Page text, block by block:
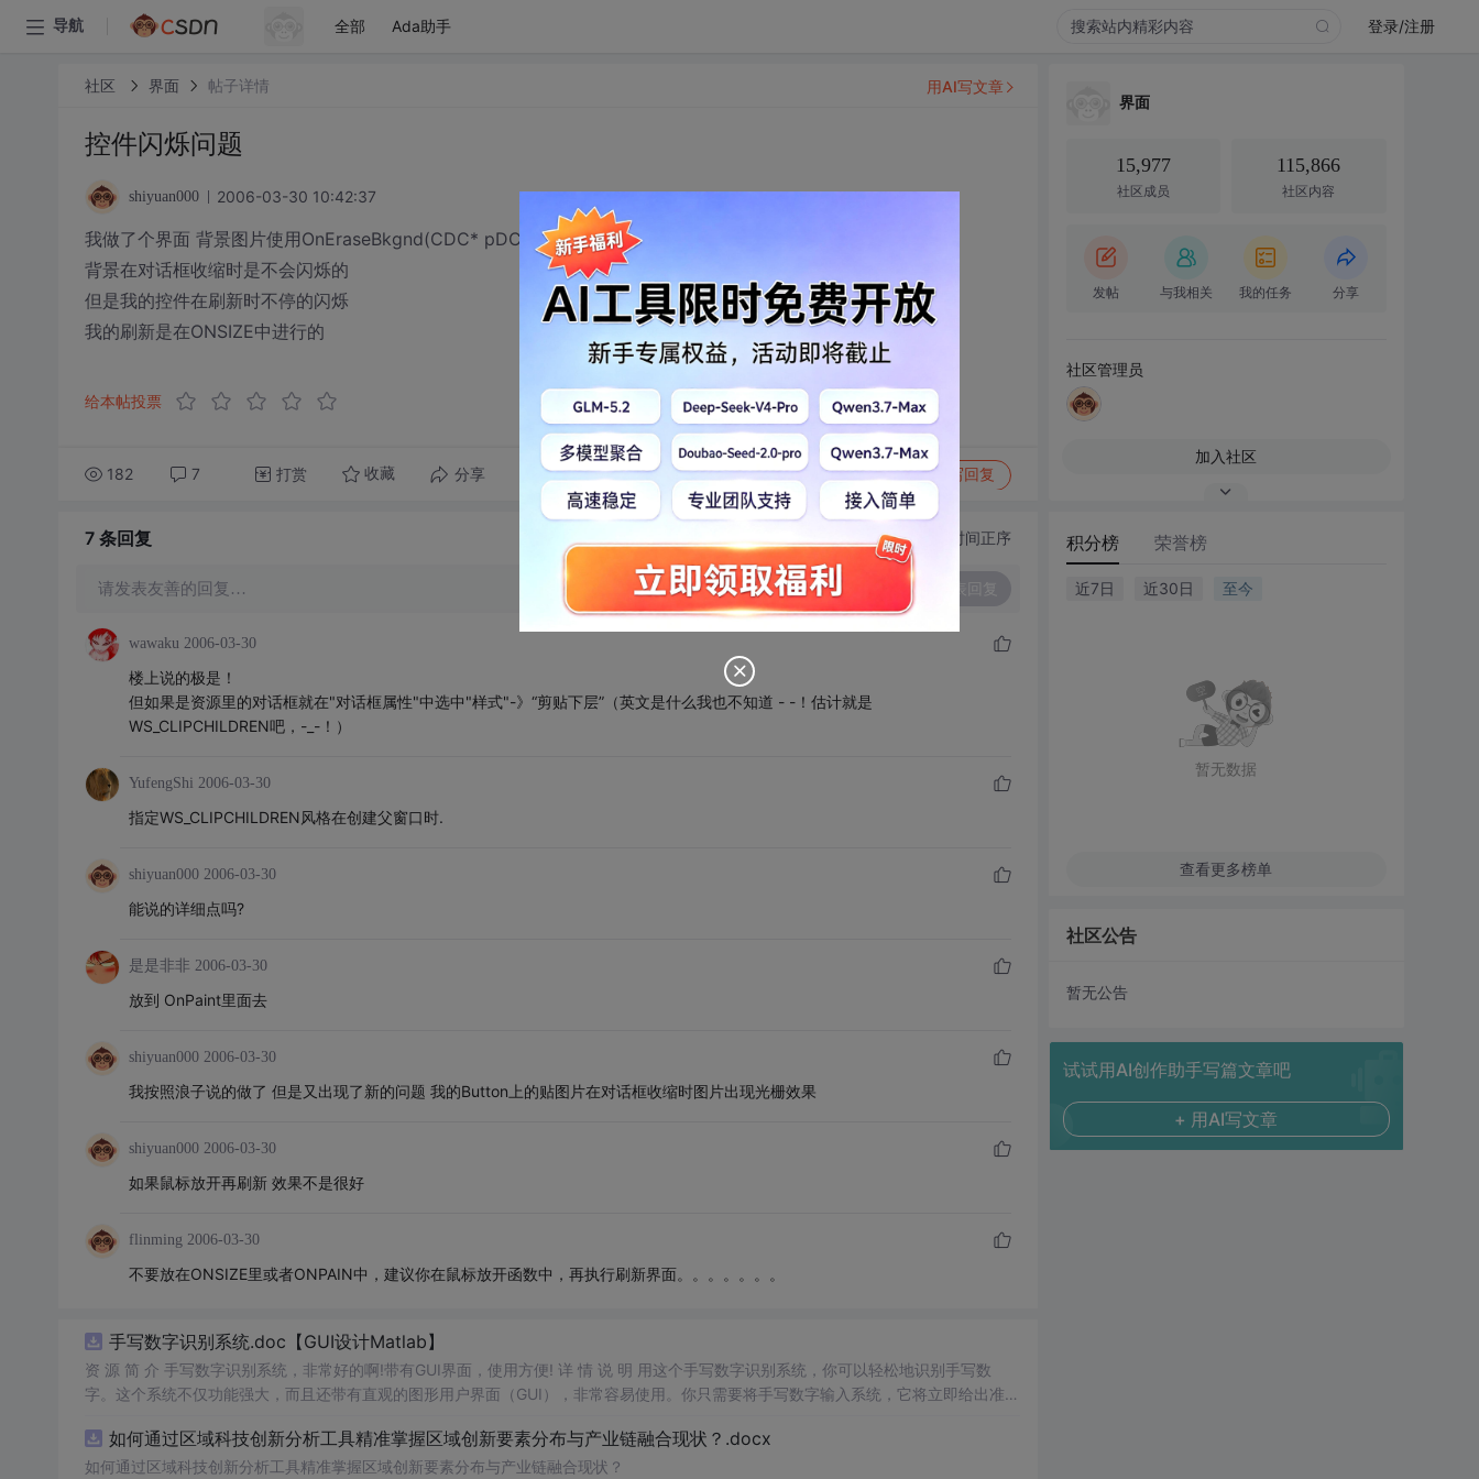
导航 全部 Ada助手 登录/注册
社区 界面 帖子详情
控件闪烁问题
shiyuan000 2006-03-30 10:42:37
我做了个界面 背景图片使用OnEraseBkgnd(CDC* pDC)贴图
背景在对话框收缩时是不会闪烁的
但是我的控件在刷新时不停的闪烁
我的刷新是在ONSIZE中进行的
给本帖投票
182 7 打赏 收藏 分享 转发到动态 举报 写回复
用AI写文章
7 条回复 切换为时间正序
请发表友善的回复…
wawaku 2006-03-30
楼上说的极是！
但如果是资源里的对话框就在"对话框属性"中选中"样式"-》“剪贴下层”（英文是什么我也不知道 - -！估计就是
WS_CLIPCHILDREN吧，-_-！）
YufengShi 2006-03-30
指定WS_CLIPCHILDREN风格在创建父窗口时.
shiyuan000 2006-03-30
能说的详细点吗?
是是非非 2006-03-30
放到 OnPaint里面去
shiyuan000 2006-03-30
我按照浪子说的做了 但是又出现了新的问题 我的Button上的贴图片在对话框收缩时图片出现光栅效果
shiyuan000 2006-03-30
如果鼠标放开再刷新 效果不是很好
flinming 2006-03-30
不要放在ONSIZE里或者ONPAIN中，建议你在鼠标放开函数中，再执行刷新界面。。。。。。。
手写数字识别系统.doc【GUI设计Matlab】
资 源 简 介 手写数字识别系统，非常好的啊!带有GUI界面，使用方便! 详 情 说 明 用这个手写数字识别系统，你可以轻松地识别手写数
字。这个系统不仅功能强大，而且还带有直观的图形用户界面（GUI），非常容易使用。你只需要将手写数字输入系统，它将立即给出准确
便和实用的工具，你一定会喜欢它的！
如何通过区域科技创新分析工具精准掌握区域创新要素分布与产业链融合现状？.docx
如何通过区域科技创新分析工具精准掌握区域创新要素分布与产业链融合现状？
界面
15,977
社区成员
115,866
社区内容
发帖 与我相关 我的任务 分享
社区管理员
加入社区
积分榜 荣誉榜
近7日 近30日 至今
暂无数据
查看更多榜单
社区公告
暂无公告
试试用AI创作助手写篇文章吧
+ 用AI写文章